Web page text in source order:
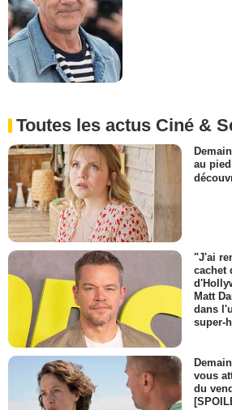
Toutes les actus Ciné &
au
"J'ai
cachet
Matt
dans
super-
vous
du